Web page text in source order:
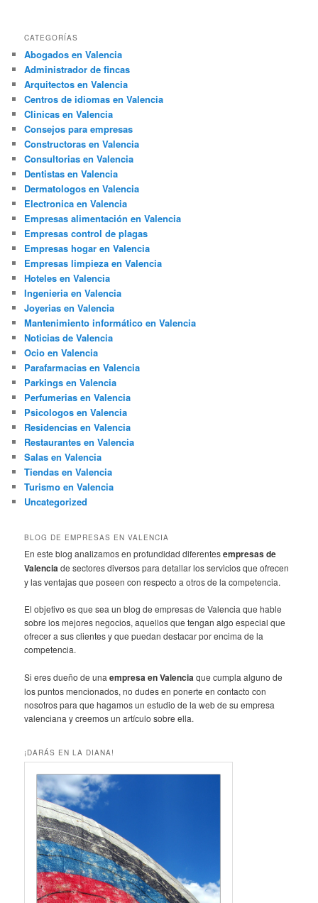
CATEGORÍAS
Abogados en Valencia
Administrador de fincas
Arquitectos en Valencia
Centros de idiomas en Valencia
Clinicas en Valencia
Consejos para empresas
Constructoras en Valencia
Consultorias en Valencia
Dentistas en Valencia
Dermatologos en Valencia
Electronica en Valencia
Empresas alimentación en Valencia
Empresas control de plagas
Empresas hogar en Valencia
Empresas limpieza en Valencia
Hoteles en Valencia
Ingenieria en Valencia
Joyerias en Valencia
Mantenimiento informático en Valencia
Noticias de Valencia
Ocio en Valencia
Parafarmacias en Valencia
Parkings en Valencia
Perfumerias en Valencia
Psicologos en Valencia
Residencias en Valencia
Restaurantes en Valencia
Salas en Valencia
Tiendas en Valencia
Turismo en Valencia
Uncategorized
BLOG DE EMPRESAS EN VALENCIA
En este blog analizamos en profundidad diferentesempresas de
Valenciade sectores diversos para detallar los servicios que ofrecen
y las ventajas que poseen con respecto a otros de la competencia.
El objetivo es que sea un blog de empresas de Valencia que hable
sobre los mejores negocios, aquellos que tengan algo especial que
ofrecer a sus clientes y que puedan destacar por encima de la
competencia.
Si eres dueño de unaempresa en Valenciaque cumpla alguno de
los puntos mencionados, no dudes en ponerte en contacto con
nosotros para que hagamos un estudio de la web de su empresa
valenciana y creemos un artículo sobre ella.
¡DARÁS EN LA DIANA!